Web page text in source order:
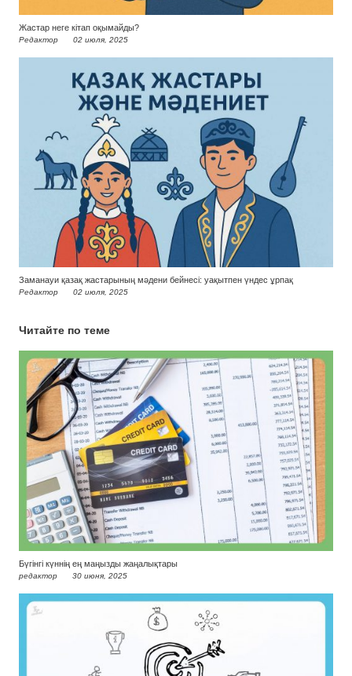
Жастар неге кітап оқымайды?
Редактор 02 июля, 2025
Заманауи қазақ жастарының мәдени бейнесі: уақытпен үндес ұрпақ
Редактор 02 июля, 2025
Читайте по теме
Бүгінгі күннің ең маңызды жаңалықтары
редактор 30 июня, 2025